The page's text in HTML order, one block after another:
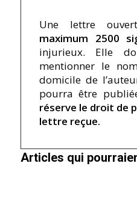
Une lettre
maximum 2500
injurieux. Elle
mentionner le
domicile de
pourra être
réserve le droit de
lettre reçue.
Articles qui